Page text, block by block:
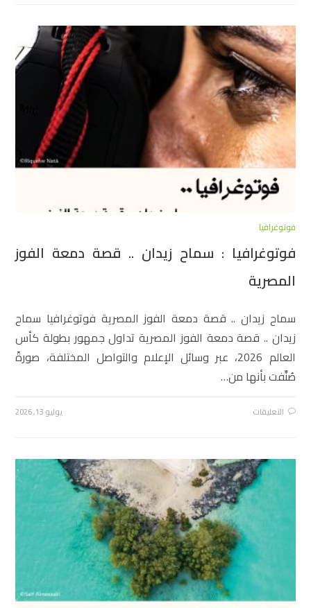
فوتوغرافيا
فوتوغرافيا : سماح زيدان .. قصة دمعة الفوز
المصرية
سماح زيدان .. قصة دمعة الفوز المصرية فوتوغرافيا سماح
زيدان .. قصة دمعة الفوز المصرية تداول جمهور بطولة كأس
العالم 2026، عبر وسائل الإعلام والتواصل المختلفة، صورةً
صُنِّفت بأنها من…
التعليقات يوليو 13, 2026